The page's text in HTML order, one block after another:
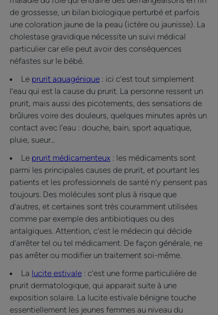
de grossesse, un bilan biologique perturbé et parfois
une coloration jaune de la peau (ictère ou jaunisse). La
cholestase gravidique nécessite un suivi médical
particulier car elle peut avoir des conséquences
néfastes sur le bébé.
Le prurit aquagénique : ici c’est tout simplement
l’eau qui est la cause du prurit. La personne ressent un
prurit, mais aussi des picotements, des sensations de
brûlures voire des douleurs, quelques minutes après un
contact avec l'eau : douche, bain, sport aquatique,
pluie, sueur...
Le prurit médicamenteux : les médicaments sont
parmi les principales causes de prurit, et pourtant les
patients et les professionnels de santé n’y pensent pas
toujours. Des molécules sont plus à risque que
d’autres, et certaines sont très couramment utilisées
comme par exemple des antibiotiques ou des
antalgiques. Attention, c’est le médecin qui décide
d’arrêter tel ou tel médicament. De façon générale, ne
pas arrêter ou modifier un traitement soi-même.
La lucite estivale : c’est une forme particulière de
prurit dermatologique, qui apparait suite à une
exposition solaire. La lucite estivale bénigne touche
essentiellement les jeunes femmes au niveau du